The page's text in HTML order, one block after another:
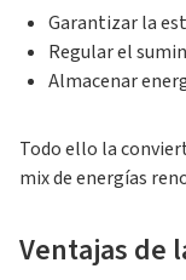
Garantizar la
Regular el
Almacenar
Todo ello la
mix de energías
Ventajas de